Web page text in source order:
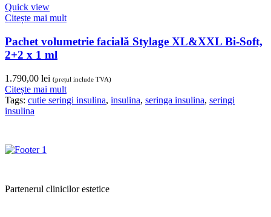
Quick view
Citește mai mult
Pachet volumetrie facială Stylage XL&XXL Bi-Soft,
2+2 x 1 ml
1.790,00 lei (prețul include TVA)
Citește mai mult
Tags: cutie seringi insulina, insulina, seringa insulina, seringi
insulina
Partenerul clinicilor estetice